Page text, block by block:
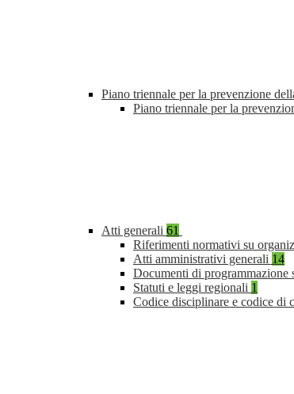
Piano triennale per la prevenzione
Piano triennale per la
Atti generali 61
Riferimenti normativi su
Atti amministrativi generali 14
Documenti di programmazione
Statuti e leggi regionali 1
Codice disciplinare e codice di